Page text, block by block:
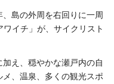
島の外周を右回りに一周
イチ」が、サイクリスト
加え、穏やかな瀬戸内の自
、温泉、多くの観光スポ